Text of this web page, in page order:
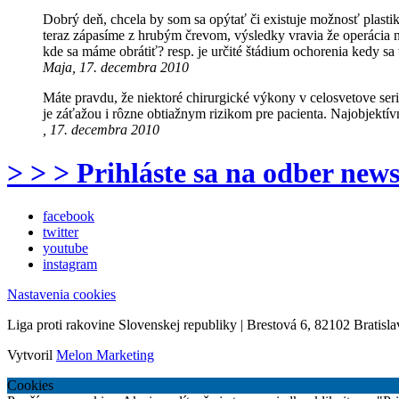
Dobrý deň, chcela by som sa opýtať či existuje možnosť
teraz zápasíme z hrubým črevom, výsledky vravia že
kde sa máme obrátiť? resp. je určité štádium ochorenia kedy
Maja, 17. decembra 2010
Máte pravdu, že niektoré chirurgické výkony v celosvetove
je záťažou i rôzne obtiažnym rizikom pre pacienta.
, 17. decembra 2010
> > > Prihláste sa na odber
facebook
twitter
youtube
instagram
Nastavenia cookies
Liga proti rakovine Slovenskej republiky | Brestová 6, 82102
Vytvoril Melon Marketing
Cookies